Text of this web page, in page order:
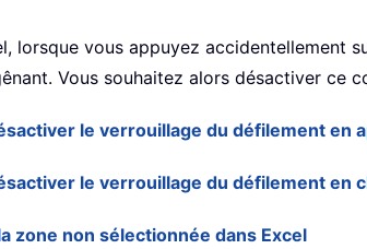
lorsque vous appuyez accidentellement
Vous souhaitez alors désactiver ce
le verrouillage du défilement en
le verrouillage du défilement en
zone non sélectionnée dans Excel